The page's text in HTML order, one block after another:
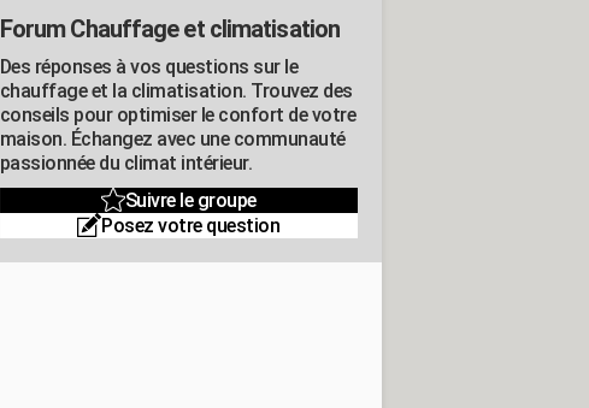
Forum Chauffage et climatisation
Des réponses à vos questions sur le
chauffage et la climatisation. Trouvez des
conseils pour optimiser le confort de votre
maison. Échangez avec une communauté
passionnée du climat intérieur.
Suivre le groupe
Posez votre question